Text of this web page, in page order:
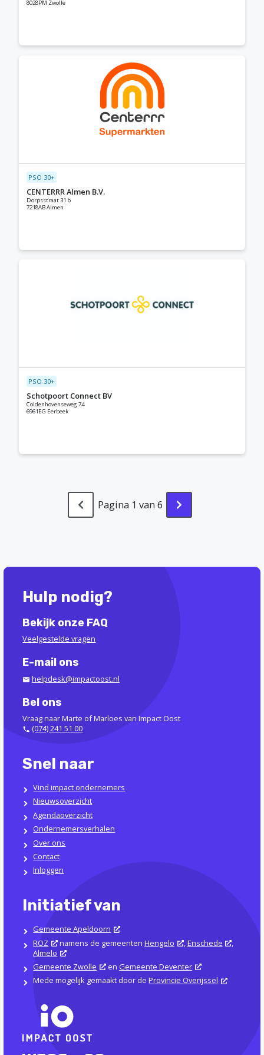
8028PM Zwolle
PSO 30+
CENTERRR Almen B.V.
Dorpsstraat 31 b
7218AB Almen
PSO 30+
Schotpoort Connect BV
Coldenhovenseweg 74
6961EG Eerbeek
Pagina 1 van 6
Hulp nodig?
Bekijk onze FAQ
Veelgestelde vragen
E-mail ons
helpdesk@impactoost.nl
Bel ons
Vraag naar Marte of Marloes van Impact Oost
(074) 241 51 00
Snel naar
Vind impact ondernemers
Nieuwsoverzicht
Agendaoverzicht
Ondernemersverhalen
Over ons
Contact
Inloggen
Initiatief van
Gemeente Apeldoorn
ROZ
namens de gemeentenHengelo , Enschede
Almelo
Gemeente Zwolle
en Gemeente Deventer
Mede mogelijk gemaakt door deProvincie Overijssel